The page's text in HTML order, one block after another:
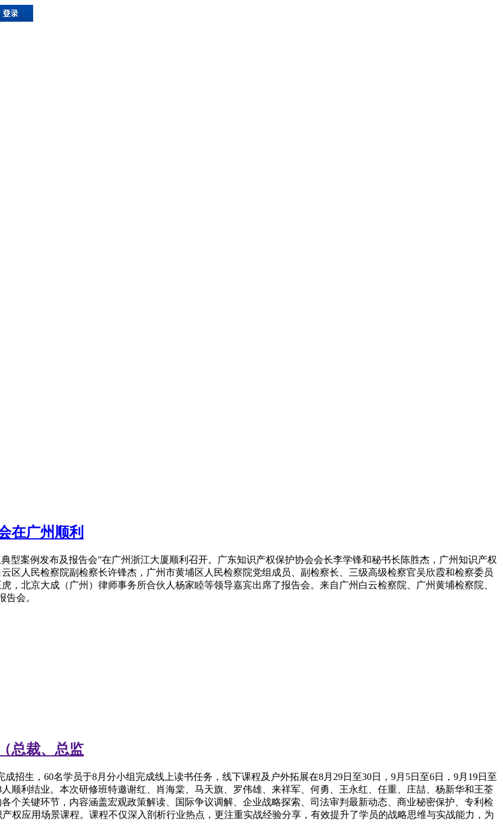
在广州顺利
型案例发布及报告会”在广州浙江大厦顺利召开。广东知识产权保护协会会长李学锋和秘书长陈胜杰，广州知识产权
区人民检察院副检察长许锋杰，广州市黄埔区人民检察院党组成员、副检察长、三级高级检察官吴欣霞和检察委员
，北京大成（广州）律师事务所合伙人杨家睦等领导嘉宾出席了报告会。来自广州白云检察院、广州黄埔检察院、
会。
总裁、总监
招生，60名学员于8月分小组完成线上读书任务，线下课程及户外拓展在8月29日至30日，9月5日至6日，9月19日至
顺利结业。本次研修班特邀谢红、肖海棠、马天旗、罗伟雄、来祥军、何勇、王永红、任重、庄喆、杨新华和王荃
个关键环节，内容涵盖宏观政策解读、国际争议调解、企业战略探索、司法审判最新动态、商业秘密保护、专利检
权应用场景课程。课程不仅深入剖析行业热点，更注重实战经验分享，有效提升了学员的战略思维与实战能力，为